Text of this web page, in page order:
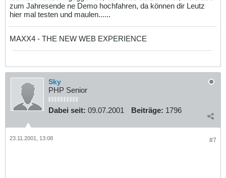
zum Jahresende ne Demo hochfahren, da können dir Leutz
hier mal testen und maulen......
MAXX4 - THE NEW WEB EXPERIENCE
Sky
PHP Senior
Dabei seit: 09.07.2001 Beiträge: 1796
#7
23.11.2001, 13:08